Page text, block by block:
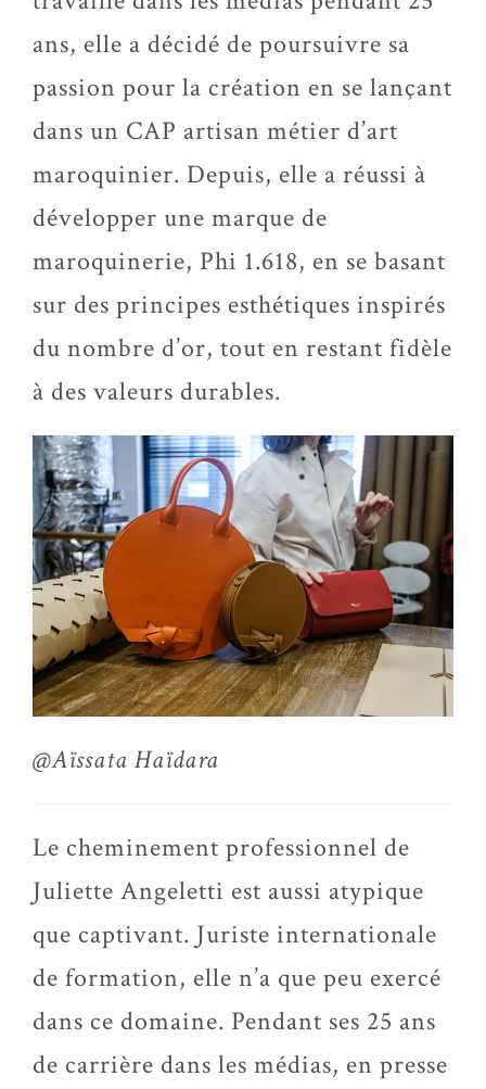
ans, elle a décidé de poursuivre sa
passion pour la création en se lançant
dans un CAP artisan métier d’art
maroquinier. Depuis, elle a réussi à
développer une marque de
maroquinerie, Phi 1.618, en se basant
sur des principes esthétiques inspirés
du nombre d’or, tout en restant fidèle
à des valeurs durables.
@Aïssata Haïdara
Le cheminement professionnel de
Juliette Angeletti est aussi atypique
que captivant. Juriste internationale
de formation, elle n’a que peu exercé
dans ce domaine. Pendant ses 25 ans
de carrière dans les médias, en presse